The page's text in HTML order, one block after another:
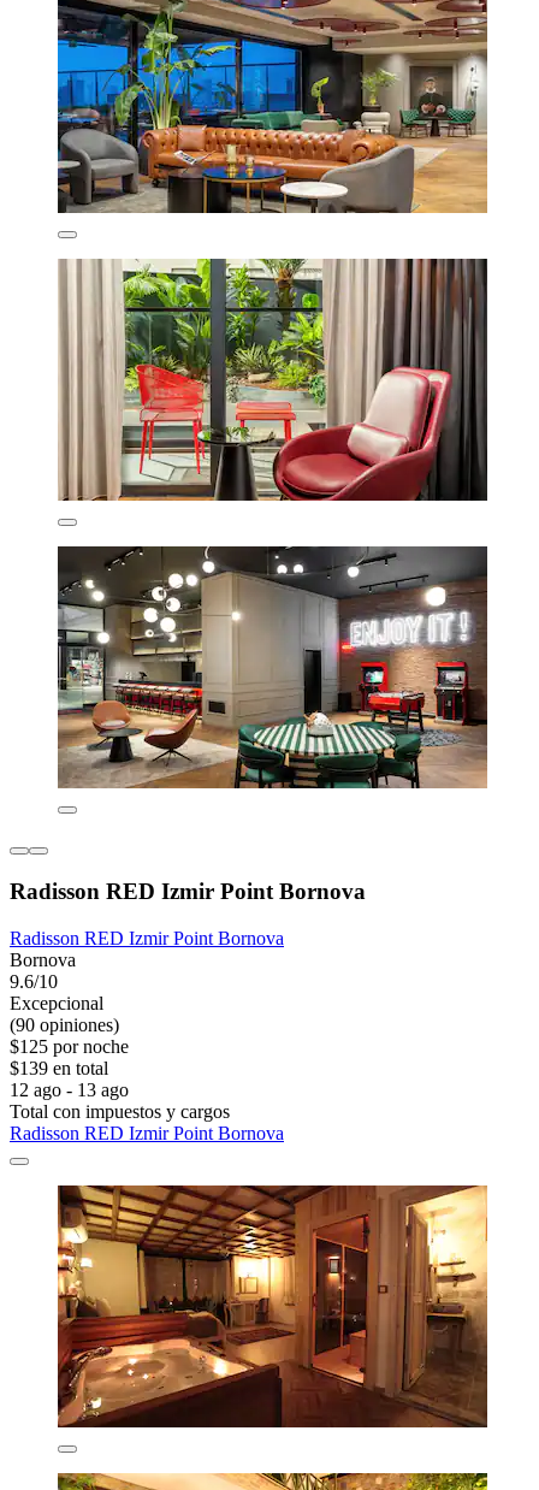
Radisson RED Izmir Point Bornova
Radisson RED Izmir Point Bornova
Bornova
9.6/10
Excepcional
(90 opiniones)
$125 por noche
$139 en total
12 ago - 13 ago
Total con impuestos y cargos
Radisson RED Izmir Point Bornova